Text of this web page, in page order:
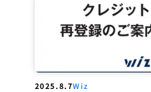
2025.8.7Wiz